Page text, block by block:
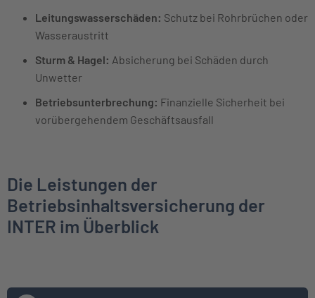
Leitungswasserschäden: Schutz bei Rohrbrüchen oder
Wasseraustritt
Sturm & Hagel: Absicherung bei Schäden durch
Unwetter
Betriebsunterbrechung: Finanzielle Sicherheit bei
vorübergehendem Geschäftsausfall
Die Leistungen der
Betriebsinhaltsversicherung der
INTER im Überblick